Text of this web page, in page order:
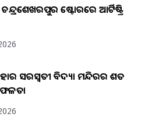
ଷ୍ଟୋରରେ ଆର୍ଟିଷ୍ଟ୍ରି
ସରସ୍ୱତୀ ବିଦ୍ୟା ମନ୍ଦିରର ଶତ